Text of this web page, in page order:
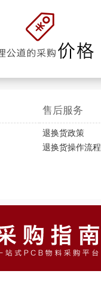
售后服务
退换货政策
退换货操作流程